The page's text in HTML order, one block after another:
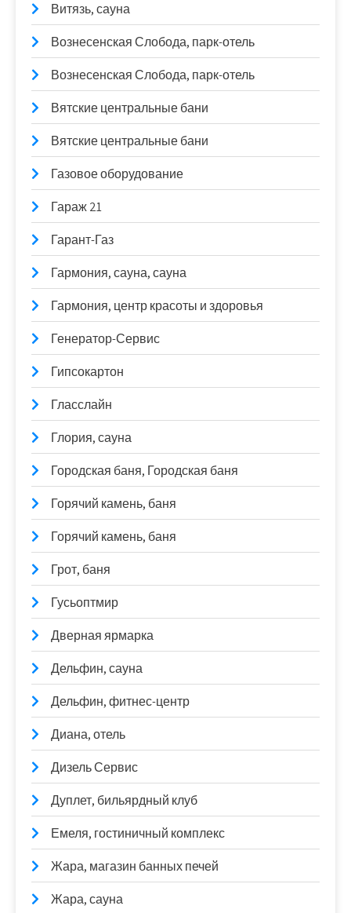
Витязь, сауна
Вознесенская Слобода, парк-отель
Вознесенская Слобода, парк-отель
Вятские центральные бани
Вятские центральные бани
Газовое оборудование
Гараж 21
Гарант-Газ
Гармония, сауна, сауна
Гармония, центр красоты и здоровья
Генератор-Сервис
Гипсокартон
Гласслайн
Глория, сауна
Городская баня, Городская баня
Горячий камень, баня
Горячий камень, баня
Грот, баня
Гусьоптмир
Дверная ярмарка
Дельфин, сауна
Дельфин, фитнес-центр
Диана, отель
Дизель Сервис
Дуплет, бильярдный клуб
Емеля, гостиничный комплекс
Жара, магазин банных печей
Жара, сауна